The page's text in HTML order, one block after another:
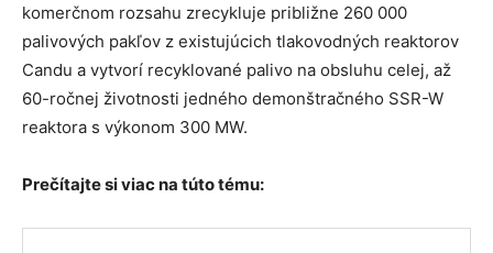
komerčnom rozsahu zrecykluje približne 260 000
palivových pakľov z existujúcich tlakovodných reaktorov
Candu a vytvorí recyklované palivo na obsluhu celej, až
60-ročnej životnosti jedného demonštračného SSR-W
reaktora s výkonom 300 MW.
Prečítajte si viac na túto tému: